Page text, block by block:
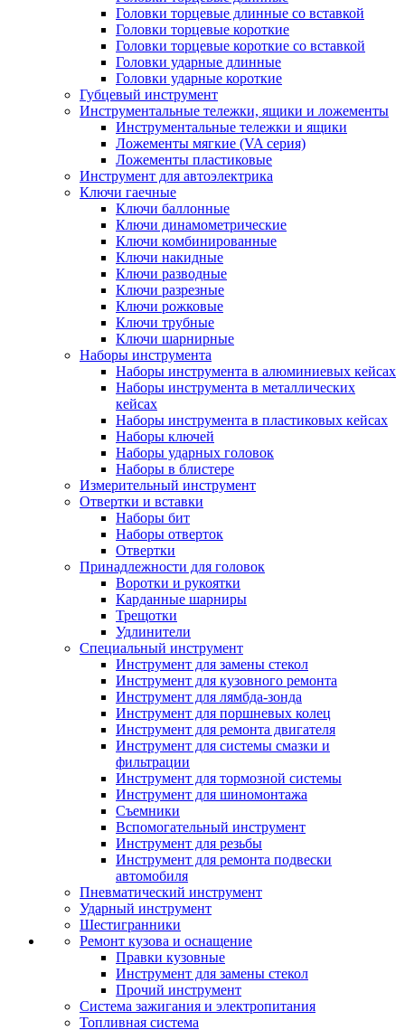
Головки торцевые длинные со вставкой
Головки торцевые короткие
Головки торцевые короткие со вставкой
Головки ударные длинные
Головки ударные короткие
Губцевый инструмент
Инструментальные тележки, ящики и ложементы
Инструментальные тележки и ящики
Ложементы мягкие (VA серия)
Ложементы пластиковые
Инструмент для автоэлектрика
Ключи гаечные
Ключи баллонные
Ключи динамометрические
Ключи комбинированные
Ключи накидные
Ключи разводные
Ключи разрезные
Ключи рожковые
Ключи трубные
Ключи шарнирные
Наборы инструмента
Наборы инструмента в алюминиевых кейсах
Наборы инструмента в металлических
кейсах
Наборы инструмента в пластиковых кейсах
Наборы ключей
Наборы ударных головок
Наборы в блистере
Измерительный инструмент
Отвертки и вставки
Наборы бит
Наборы отверток
Отвертки
Принадлежности для головок
Воротки и рукоятки
Карданные шарниры
Трещотки
Удлинители
Специальный инструмент
Инструмент для замены стекол
Инструмент для кузовного ремонта
Инструмент для лямбда-зонда
Инструмент для поршневых колец
Инструмент для ремонта двигателя
Инструмент для системы смазки и
фильтрации
Инструмент для тормозной системы
Инструмент для шиномонтажа
Съемники
Вспомогательный инструмент
Инструмент для резьбы
Инструмент для ремонта подвески
автомобиля
Пневматический инструмент
Ударный инструмент
Шестигранники
Ремонт кузова и оснащение
Правки кузовные
Инструмент для замены стекол
Прочий инструмент
Система зажигания и электропитания
Топливная система